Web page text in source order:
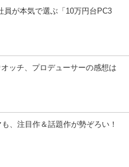
員が本気で選ぶ「10万円台PC3
オッチ、プロデューサーの感想は
、注目作＆話題作が勢ぞろい！